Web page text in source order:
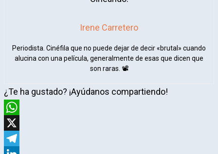
Irene Carretero
Periodista. Cinéfila que no puede dejar de decir «brutal» cuando
alucina con una película, generalmente de esas que dicen que
son raras. 📽️​
¿Te ha gustado? ¡Ayúdanos compartiendo!
WhatsApp
X